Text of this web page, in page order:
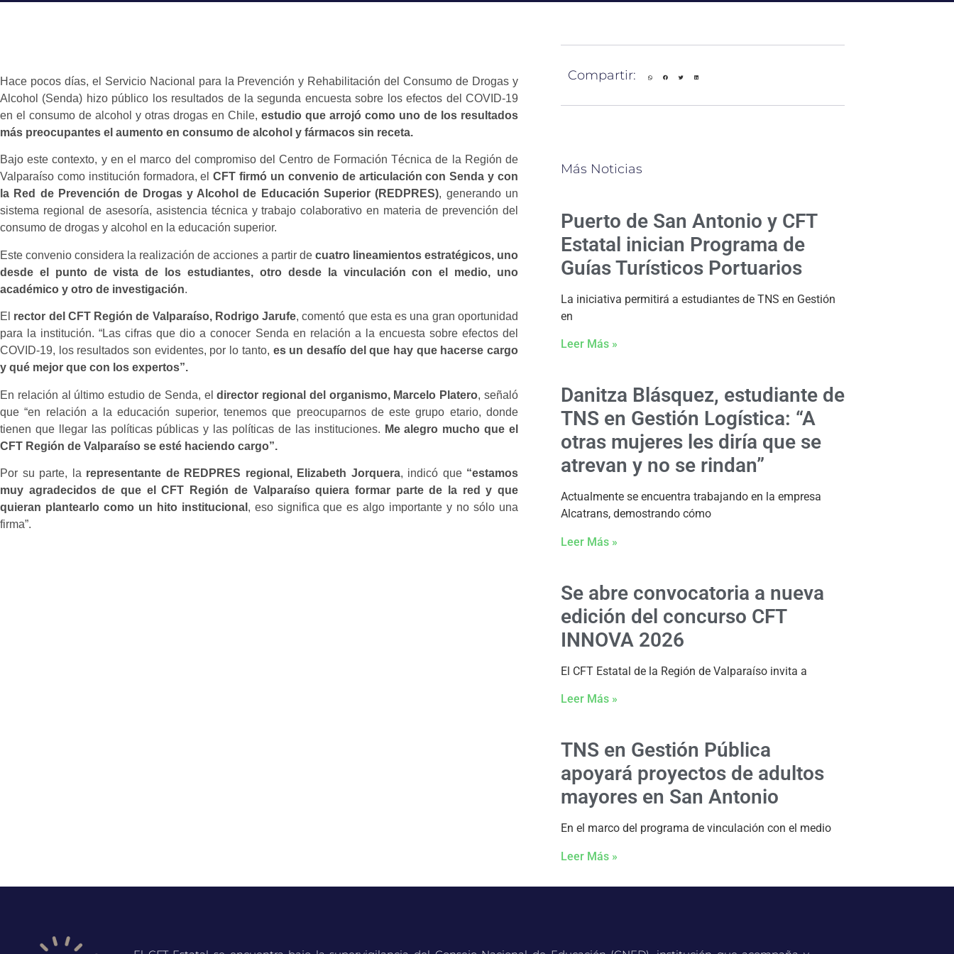
Hace pocos días, el Servicio Nacional para la Prevención y Rehabilitación del Consumo de Drogas y
Alcohol (Senda) hizo público los resultados de la segunda encuesta sobre los efectos del COVID-19
en el consumo de alcohol y otras drogas en Chile, estudio que arrojó como uno de los resultados
más preocupantes el aumento en consumo de alcohol y fármacos sin receta.
Bajo este contexto, y en el marco del compromiso del Centro de Formación Técnica de la Región de
Valparaíso como institución formadora, elCFT firmó un convenio de articulación con Senda y con
la Red de Prevención de Drogas y Alcohol de Educación Superior (REDPRES), generando un
sistema regional de asesoría, asistencia técnica y trabajo colaborativo en materia de prevención del
consumo de drogas y alcohol en la educación superior.
Este convenio considera la realización de acciones a partir de cuatro lineamientos estratégicos, uno
desde el punto de vista de los estudiantes, otro desde la vinculación con el medio, uno
académico y otro de investigación.
El rector del CFT Región de Valparaíso, Rodrigo Jarufe, comentó que esta es una gran oportunidad
para la institución. “Las cifras que dio a conocer Senda en relación a la encuesta sobre efectos del
COVID-19, los resultados son evidentes, por lo tanto, es un desafío del que hay que hacerse cargo
y qué mejor que con los expertos”.
En relación al último estudio de Senda, eldirector regional del organismo, Marcelo Platero, señaló
que “en relación a la educación superior, tenemos que preocuparnos de este grupo etario, donde
tienen que llegar las políticas públicas y las políticas de las instituciones. Me alegro mucho que el
CFT Región de Valparaíso se esté haciendo cargo”.
Por su parte, la representante de REDPRES regional, Elizabeth Jorquera, indicó que “estamos
muy agradecidos de que el CFT Región de Valparaíso quiera formar parte de la red y que
quieran plantearlo como un hito institucional , eso significa que es algo importante y no sólo una
firma”.
Compartir:
Más Noticias
Puerto de San Antonio y CFT
Estatal inician Programa de
Guías Turísticos Portuarios
La iniciativa permitirá a estudiantes de TNS en Gestión
en
Leer Más »
Danitza Blásquez, estudiante de
TNS en Gestión Logística: “A
otras mujeres les diría que se
atrevan y no se rindan”
Actualmente se encuentra trabajando en la empresa
Alcatrans, demostrando cómo
Leer Más »
Se abre convocatoria a nueva
edición del concurso CFT
INNOVA 2026
El CFT Estatal de la Región de Valparaíso invita a
Leer Más »
TNS en Gestión Pública
apoyará proyectos de adultos
mayores en San Antonio
En el marco del programa de vinculación con el medio
Leer Más »